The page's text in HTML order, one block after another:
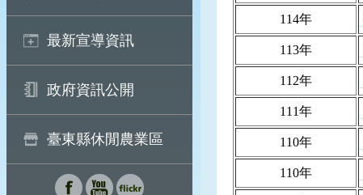
最新宣導資訊
政府資訊公開
臺東縣休閒農業區
114年
113年
112年
111年
110年
110年